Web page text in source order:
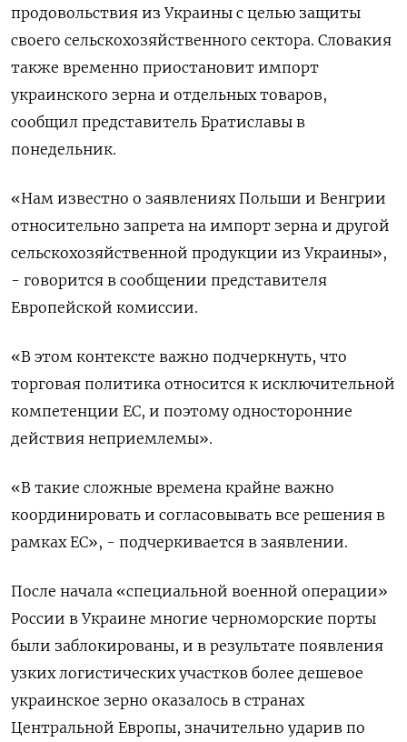
продовольствия из Украины с целью защиты
своего сельскохозяйственного сектора. Словакия
также временно приостановит импорт
украинского зерна и отдельных товаров,
сообщил представитель Братиславы в
понедельник.
«Нам известно о заявлениях Польши и Венгрии
относительно запрета на импорт зерна и другой
сельскохозяйственной продукции из Украины»,
- говорится в сообщении представителя
Европейской комиссии.
«В этом контексте важно подчеркнуть, что
торговая политика относится к исключительной
компетенции ЕС, и поэтому односторонние
действия неприемлемы».
«В такие сложные времена крайне важно
координировать и согласовывать все решения в
рамках ЕС», - подчеркивается в заявлении.
После начала «специальной военной операции»
России в Украине многие черноморские порты
были заблокированы, и в результате появления
узких логистических участков более дешевое
украинское зерно оказалось в странах
Центральной Европы, значительно ударив по